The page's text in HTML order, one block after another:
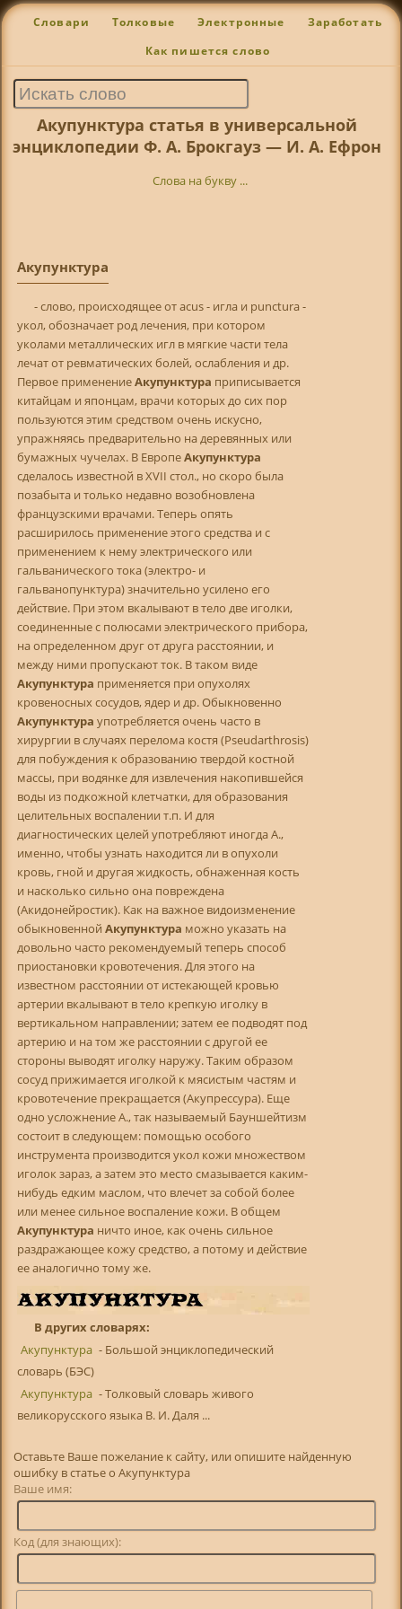
Словари Толковые Электронные Заработать
Как пишется слово
Акупунктура статья в универсальной
энциклопедии Ф. А. Брокгауз — И. А. Ефрон
Слова на букву ...
Акупунктура
- слово, происходящее от acus - игла и punctura -
укол, обозначает род лечения, при котором
уколами металлических игл в мягкие части тела
лечат от ревматических болей, ослабления и др.
Первое применениеАкупунктура приписывается
китайцам и японцам, врачи которых до сих пор
пользуются этим средством очень искусно,
упражняясь предварительно на деревянных или
бумажных чучелах. В ЕвропеАкупунктура
сделалось известной в XVII стол., но скоро была
позабыта и только недавно возобновлена
французскими врачами. Теперь опять
расширилось применение этого средства и с
применением к нему электрического или
гальванического тока (электро- и
гальванопунктура) значительно усилено его
действие. При этом вкалывают в тело две иголки,
соединенные с полюсами электрического прибора,
на определенном друг от друга расстоянии, и
между ними пропускают ток. В таком виде
Акупунктура применяется при опухолях
кровеносных сосудов, ядер и др. Обыкновенно
Акупунктура употребляется очень часто в
хирургии в случаях перелома костя (Pseudarthrosis)
для побуждения к образованию твердой костной
массы, при водянке для извлечения накопившейся
воды из подкожной клетчатки, для образования
целительных воспалении т.п. И для
диагностических целей употребляют иногда А.,
именно, чтобы узнать находится ли в опухоли
кровь, гной и другая жидкость, обнаженная кость
и насколько сильно она повреждена
(Акидонейростик). Как на важное видоизменение
обыкновенной Акупунктура можно указать на
довольно часто рекомендуемый теперь способ
приостановки кровотечения. Для этого на
известном расстоянии от истекающей кровью
артерии вкалывают в тело крепкую иголку в
вертикальном направлении; затем ее подводят под
артерию и на том же расстоянии с другой ее
стороны выводят иголку наружу. Таким образом
сосуд прижимается иголкой к мясистым частям и
кровотечение прекращается (Акупрессура). Еще
одно усложнение А., так называемый Бауншейтизм
состоит в следующем: помощью особого
инструмента производится укол кожи множеством
иголок зараз, а затем это место смазывается каким-
нибудь едким маслом, что влечет за собой более
или менее сильное воспаление кожи. В общем
Акупунктура ничто иное, как очень сильное
раздражающее кожу средство, а потому и действие
ее аналогично тому же.
В других словарях:
Акупунктура - Большой энциклопедический
словарь (БЭС)
Акупунктура - Толковый словарь живого
великорусского языка В. И. Даля ...
Оставьте Ваше пожелание к сайту, или опишите найденную
ошибку в статье о Акупунктура
Ваше имя:
Код (для знающих):